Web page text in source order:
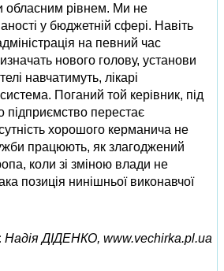
обласним рівнем. Ми не
у бюджетній сфері. Навіть
на певний час
нового голову, установи
навчатимуть, лікарі
Поганий той керівник, під
підприємство перестає
хорошого керманича не
працюють, як злагоджений
коли зі зміною влади не
позиція нинішньої виконавчої
Надія ДІДЕНКО, www.vechirka.pl.ua